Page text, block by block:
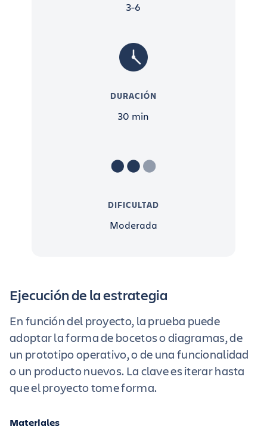
y la forma en que interactuarán los clientes con
proyecto, reciben feedback y le confieren una
¿QUIÉN DEBE PARTICIPAR?
El impulsor de esta estrategia debe ser el
todas y cada una de ellas. Pídele que esté
presente en la primera o en un par de ellas y,
3-6
DURACIÓN
30 min
DIFICULTAD
Moderada
Ejecución de la estrategia
En función del proyecto, la prueba puede
adoptar la forma de bocetos o diagramas, de
un prototipo operativo, o de una funcionalidad
o un producto nuevos. La clave es iterar hasta
que el proyecto tome forma.
Materiales